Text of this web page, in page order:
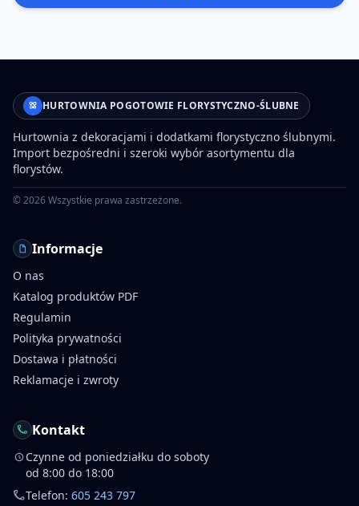
HURTOWNIA POGOTOWIE FLORYSTYCZNO-ŚLUBNE
Hurtownia z dekoracjami i dodatkami florystyczno ślubnymi.
Import bezpośredni i szeroki wybór asortymentu dla
florystów.
©2026Wszystkie prawa zastrzeżone.
Informacje
O nas
Katalog produktów PDF
Regulamin
Polityka prywatności
Dostawa i płatności
Reklamacje i zwroty
Kontakt
Czynne od poniedziałku do soboty
od 8:00 do 18:00
Telefon: 605 243 797